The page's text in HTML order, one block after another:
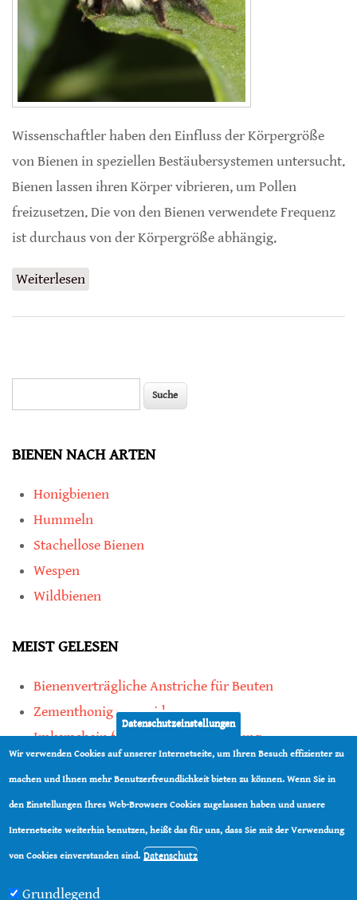
Wissenschaftler haben den Einfluss der Körpergröße
von Bienen in speziellen Bestäubersystemen untersucht.
Bienen lassen ihren Körper vibrieren, um Pollen
freizusetzen. Die von den Bienen verwendete Frequenz
ist durchaus von der Körpergröße abhängig.
Weiterlesen
BIENEN NACH ARTEN
Honigbienen
Hummeln
Stachellose Bienen
Wespen
Wildbienen
MEIST GELESEN
Bienenverträgliche Anstriche für Beuten
Zementhonig vermeiden
Imkerschein für Honigbienen-Haltung
Kauf von Mittelwänden ist Vertrauenssache
teilen
Datenschutzeinstellungen
Wir verwenden Cookies auf unserer Internetseite, um Ihren Besuch effizienter zu
machen und Ihnen mehr Benutzerfreundlichkeit bieten zu können. Wenn Sie in
den Einstellungen Ihres Web-Browsers Cookies zugelassen haben und unsere
Internetseite weiterhin benutzen, heißt das für uns, dass Sie mit der Verwendung
von Cookies einverstanden sind. Datenschutz
Grundlegend